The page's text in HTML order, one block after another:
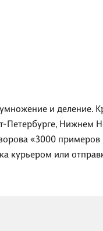
и
Петербурге,
«3000
курьером или